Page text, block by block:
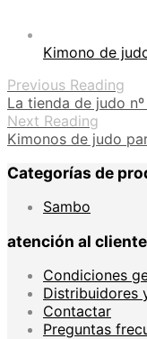
Kimono de
Previous Reading
La tienda de judo
Next Reading
Kimonos de judo
Categorías de
Sambo
atención al cliente
Condiciones
Distribuidores
Contactar
Preguntas